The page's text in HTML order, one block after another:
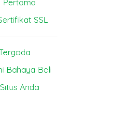
Pertama
SSL
Bahaya Beli
Anda